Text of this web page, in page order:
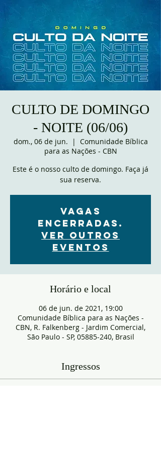
CULTO DE DOMINGO
- NOITE (06/06)
dom., 06 de jun.
  |
Comunidade Bíblica
para as Nações - CBN
Este é o nosso culto de domingo. Faça já
sua reserva.
VAGAS
ENCERRADAS.
Ver outros
eventos
Horário e local
06 de jun. de 2021, 19:00
Comunidade Bíblica para as Nações -
CBN, R. Falkenberg - Jardim Comercial,
São Paulo - SP, 05885-240, Brasil
Ingressos